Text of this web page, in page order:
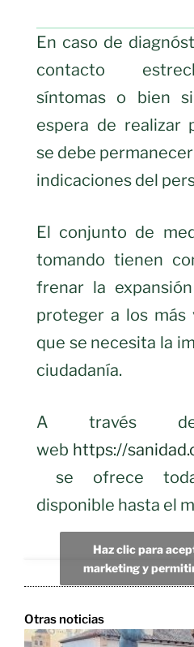
En caso de
contacto
síntomas o bien
espera de realizar
se debe
indicaciones del
El conjunto de
tomando tienen
frenar la
proteger a los más
que se necesita la
ciudadanía.
A través
web https://
se ofrece
disponible hasta el
Haz clic para
marketing y
Otras noticias